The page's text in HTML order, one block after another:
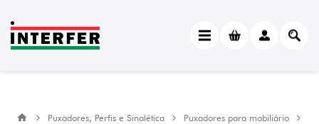
Puxadores, Perfis e Sinalética
Puxadores para mobiliário